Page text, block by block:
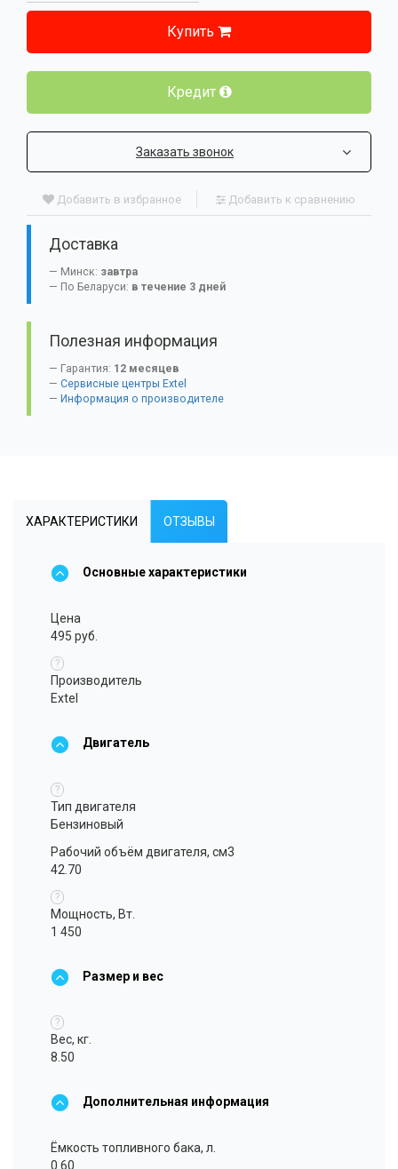
Купить
Кредит
Заказать звонок
Добавить в избранное Добавить к сравнению
Доставка
Минск: завтра
По Беларуси: в течение 3 дней
Полезная информация
Гарантия: 12 месяцев
Сервисные центры Extel
Информация о производителе
ХАРАКТЕРИСТИКИ ОТЗЫВЫ
Основные характеристики
Цена
495 руб.
?
Производитель
Extel
Двигатель
?
Тип двигателя
Бензиновый
Рабочий объём двигателя, см3
42.70
?
Мощность, Вт.
1 450
Размер и вес
?
Вес, кг.
8.50
Дополнительная информация
Ёмкость топливного бака, л.
0.60